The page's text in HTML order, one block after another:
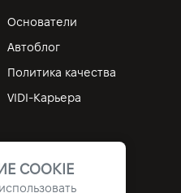
Основатели
Автоблог
Политика качества
VIDI-Карьера
COOKIE
использовать